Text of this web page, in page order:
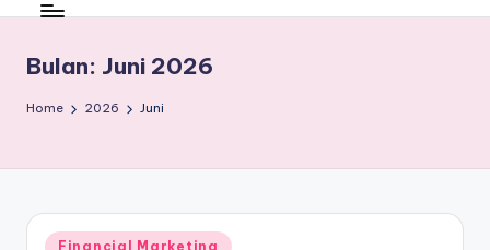
Mengenai
Online
Bulan: Juni 2026
Home 2026 Juni
Posted
Financial Marketing